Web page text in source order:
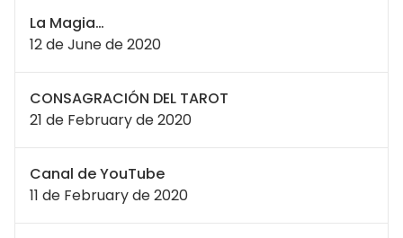
La Magia…
12 de June de 2020
CONSAGRACIÓN DEL TAROT
21 de February de 2020
Canal de YouTube
11 de February de 2020